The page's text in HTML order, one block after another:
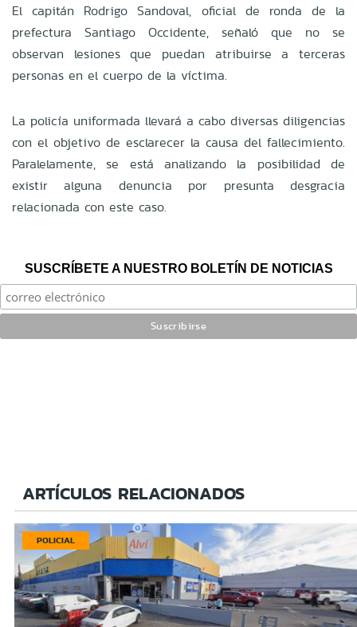
El capitán Rodrigo Sandoval, oficial de ronda de la
prefectura Santiago Occidente, señaló que no se
observan lesiones que puedan atribuirse a terceras
personas en el cuerpo de la víctima.
La policía uniformada llevará a cabo diversas diligencias
con el objetivo de esclarecer la causa del fallecimiento.
Paralelamente, se está analizando la posibilidad de
existir alguna denuncia por presunta desgracia
relacionada con este caso.
SUSCRÍBETE A NUESTRO BOLETÍN DE NOTICIAS
ARTÍCULOS RELACIONADOS
POLICIAL